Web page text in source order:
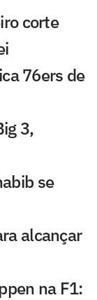
corte
76ers de
3,
se
alcançar
na F1: